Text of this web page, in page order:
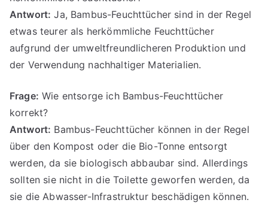
Antwort: Ja, Bambus-Feuchttücher sind in der Regel
etwas teurer als herkömmliche Feuchttücher
aufgrund der umweltfreundlicheren Produktion und
der Verwendung nachhaltiger Materialien.
Frage: Wie entsorge ich Bambus-Feuchttücher
korrekt?
Antwort: Bambus-Feuchttücher können in der Regel
über den Kompost oder die Bio-Tonne entsorgt
werden, da sie biologisch abbaubar sind. Allerdings
sollten sie nicht in die Toilette geworfen werden, da
sie die Abwasser-Infrastruktur beschädigen können.